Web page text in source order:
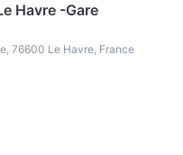
Havre -Gare
76600 Le Havre, France